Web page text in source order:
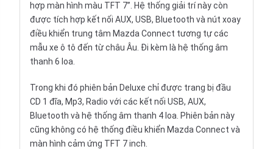
hợp màn hình màu TFT 7”. Hệ thống giải trí này còn
được tích hợp kết nối AUX, USB, Bluetooth và nút xoay
điều khiển trung tâm Mazda Connect tương tự các
mẫu xe ô tô đến từ châu Âu. Đi kèm là hệ thống âm
thanh 6 loa.
Trong khi đó phiên bản Deluxe chỉ được trang bị đầu
CD 1 đĩa, Mp3, Radio với các kết nối USB, AUX,
Bluetooth và hệ thống âm thanh 4 loa. Phiên bản này
cũng không có hệ thống điều khiển Mazda Connect và
màn hình cảm ứng TFT 7 inch.